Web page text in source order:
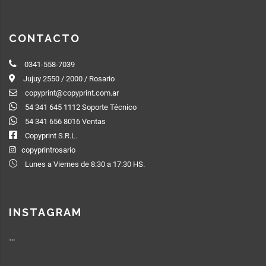
CONTACTO
0341-558-7039
Jujuy 2550 / 2000 / Rosario
copyprint@copyprint.com.ar
54 341 645 1112 Soporte Técnico
54 341 656 8016 Ventas
Copyprint S.R.L.
copyprintrosario
Lunes a Viernes de 8:30 a 17:30 HS.
INSTAGRAM
…